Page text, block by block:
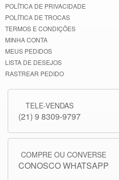
POLÍTICA DE PRIVACIDADE
POLÍTICA DE TROCAS
TERMOS E CONDIÇÕES
MINHA CONTA
MEUS PEDIDOS
LISTA DE DESEJOS
RASTREAR PEDIDO
TELE-VENDAS
(21) 9 8309-9797
COMPRE OU CONVERSE
CONOSCO WHATSAPP